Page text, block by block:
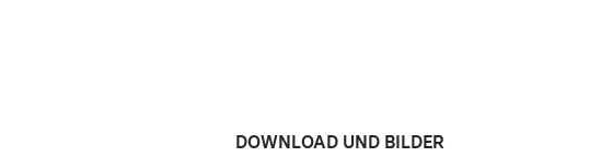
DOWNLOAD UND BILDER